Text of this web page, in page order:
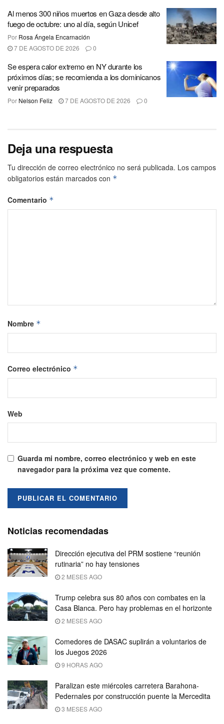
Al menos 300 niños muertos en Gaza desde alto
fuego de octubre: uno al día, según Unicef
Por Rosa Ángela Encarnación
7 DE AGOSTO DE 2026
0
Se espera calor extremo en NY durante los
próximos días; se recomienda a los dominicanos
venir preparados
Por Nelson Feliz 7 DE AGOSTO DE 2026 0
Deja una respuesta
Tu dirección de correo electrónico no será publicada. Los campos
obligatorios están marcados con *
Comentario *
Nombre *
Correo electrónico *
Web
Guarda mi nombre, correo electrónico y web en este
navegador para la próxima vez que comente.
Noticias recomendadas
Dirección ejecutiva del PRM sostiene “reunión
rutinaria” no hay tensiones
2 MESES AGO
Trump celebra sus 80 años con combates en la
Casa Blanca. Pero hay problemas en el horizonte
2 MESES AGO
Comedores de DASAC suplirán a voluntarios de
los Juegos 2026
9 HORAS AGO
Paralizan este miércoles carretera Barahona-
Pedernales por construcción puente la Mercedita
3 MESES AGO